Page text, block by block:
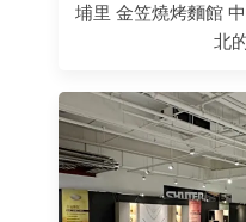
埔里 金笠燒烤麵館
北